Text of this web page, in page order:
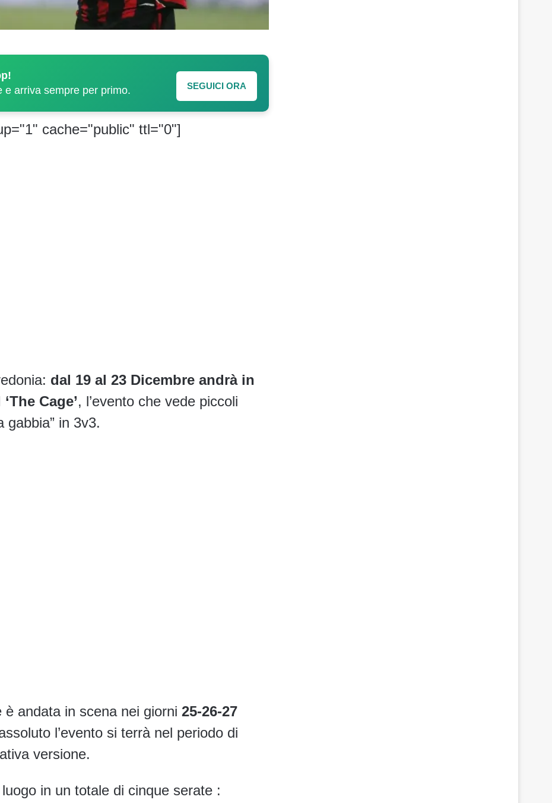
e arriva sempre per primo.
SEGUICI ORA
cache="public" ttl="0"]
dal 19 al 23 Dicembre andrà in
Cage’, l’evento che vede piccoli
gabbia” in 3v3.
è andata in scena nei giorni 25-26-27
l’evento si terrà nel periodo di
versione.
in un totale di cinque serate :